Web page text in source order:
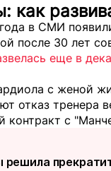
как
в СМИ
после 30 лет
еще в
с женой
отказ тренера
контракт с